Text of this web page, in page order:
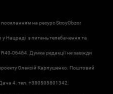
на ресурс StroyObzor
Нацраді з питань телебачення та
06464. Думка редакції не завжди
Олексій Карпушенко. Поштовий
4. тел. +380505801342.